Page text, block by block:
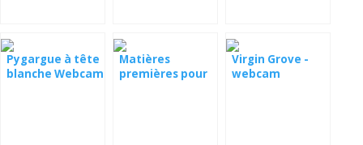
Pygargue à tête
blanche Webcam
Matières
premières pour
Virgin Grove -
webcam